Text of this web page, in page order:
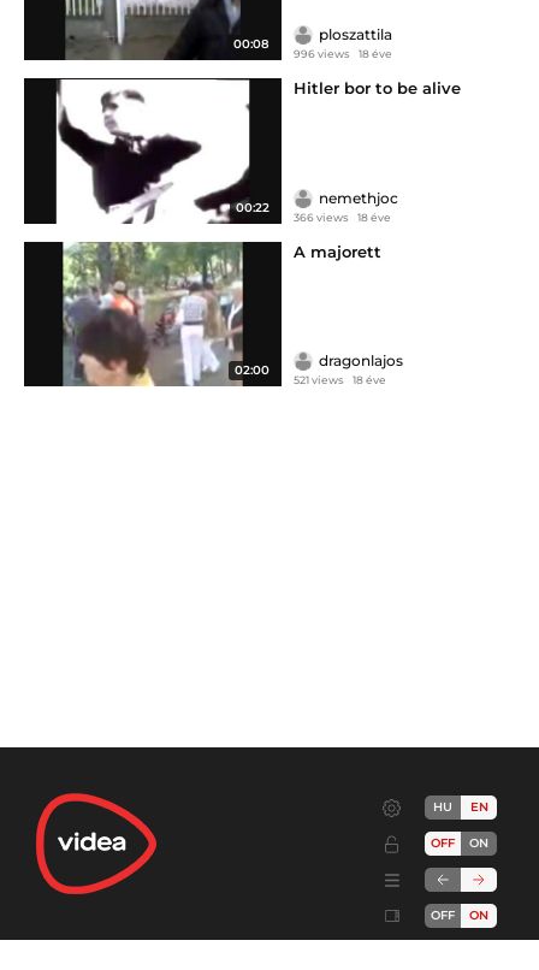
00:08
ploszattila
996 views 18 éve
00:22
Hitler bor to be alive
nemethjoc
366 views 18 éve
02:00
A majorett
dragonlajos
521 views 18 éve
HU EN
OFF ON
OFF ON